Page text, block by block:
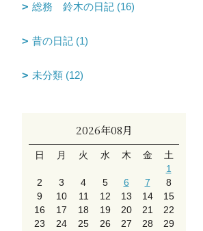
総務 鈴木の日記 (16)
昔の日記 (1)
未分類 (12)
2026年08月
日 月 火 水 木 金
土
1
2
3 4 5 6 7
8
9
10 11 12 13 14
15
16
17 18 19 20 21
22
23
24 25 26 27 28
29